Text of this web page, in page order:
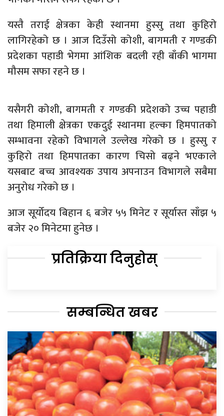
यस्तै तराई क्षेत्रका केही स्थानमा हुस्सु तथा कुहिरो
लागिरहेको छ । आज दिउँसो कोशी, बागमती र गण्डकी
प्रदेशका पहाडी भेगमा आंशिक बदली रही बाँकी भागमा
मौसम सफा रहने छ ।
यसैगरी कोशी, बागमती र गण्डकी प्रदेशको उच्च पहाडी
तथा हिमाली क्षेत्रका एकदुई स्थानमा हल्का हिमपातको
सम्भावना रहेको विभागले उल्लेख गरेको छ । हुस्सु र
कुहिरो तथा हिमपातका कारण चिसो बढ्ने भएकाले
यसबाट बच्च आवश्यक उपाय अपनाउन विभागले सबैमा
अनुरोध गरेको छ ।
आज सूर्योदय बिहान ६ बजेर ५५ मिनेट र सूर्यास्त साँझ ५
बजेर २० मिनेटमा हुनेछ ।
प्रतिक्रिया दिनुहोस्
सम्बन्धित खबर